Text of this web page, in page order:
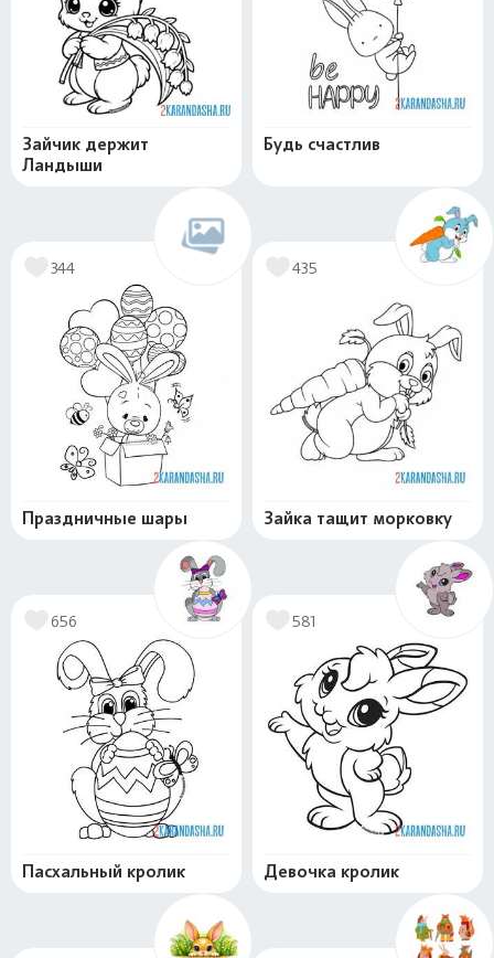
Зайчик держит
Ландыши
Будь счастлив
344
Праздничные шары
435
Зайка тащит морковку
656
Пасхальный кролик
581
Девочка кролик